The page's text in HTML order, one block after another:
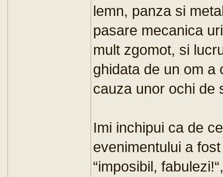
lemn, panza si
pasare mecanica
mult zgomot, si
ghidata de un om a
cauza unor ochi de
Imi inchipui ca de
evenimentului a
“imposibil,